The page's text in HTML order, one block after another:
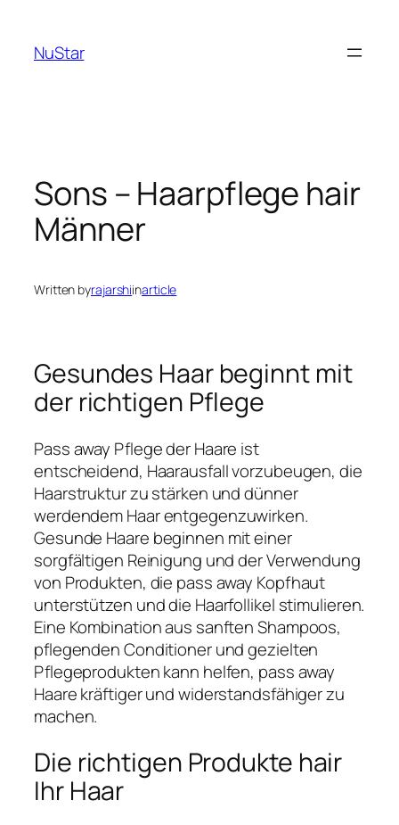
NuStar
Sons – Haarpflege hair
Männer
Written byrajarshiinarticle
Gesundes Haar beginnt mit
der richtigen Pflege
Pass away Pflege der Haare ist
entscheidend, Haarausfall vorzubeugen, die
Haarstruktur zu stärken und dünner
werdendem Haar entgegenzuwirken.
Gesunde Haare beginnen mit einer
sorgfältigen Reinigung und der Verwendung
von Produkten, die pass away Kopfhaut
unterstützen und die Haarfollikel stimulieren.
Eine Kombination aus sanften Shampoos,
pflegenden Conditioner und gezielten
Pflegeprodukten kann helfen, pass away
Haare kräftiger und widerstandsfähiger zu
machen.
Die richtigen Produkte hair
Ihr Haar